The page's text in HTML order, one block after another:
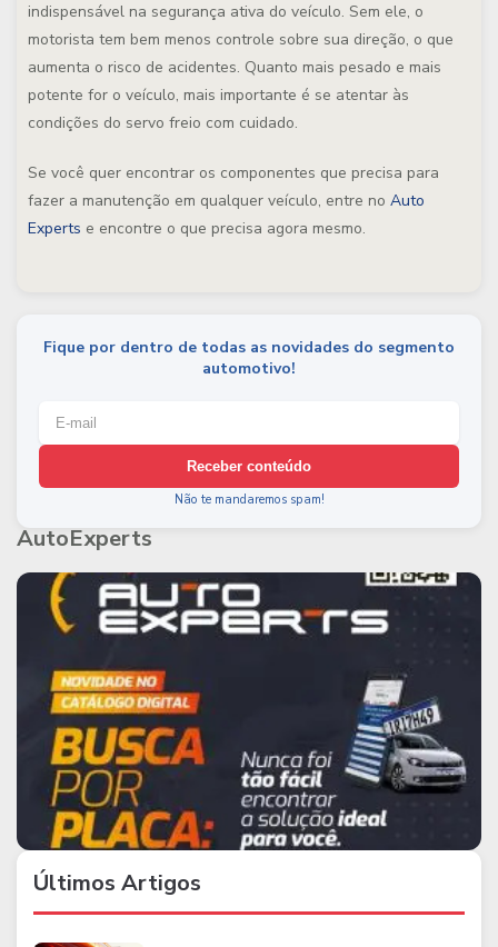
indispensável na segurança ativa do veículo. Sem ele, o
motorista tem bem menos controle sobre sua direção, o que
aumenta o risco de acidentes. Quanto mais pesado e mais
potente for o veículo, mais importante é se atentar às
condições do servo freio com cuidado.
Se você quer encontrar os componentes que precisa para
fazer a manutenção em qualquer veículo, entre no Auto
Experts e encontre o que precisa agora mesmo.
Fique por dentro de todas as novidades do segmento
automotivo!
Receber conteúdo
Não te mandaremos spam!
AutoExperts
Últimos Artigos